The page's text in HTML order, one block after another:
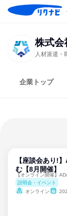
株式会
人材派遣・
企業トップ
【座談会あり!
む【8月開催】
【オンライン開催】
説明会・イベント
オンライン